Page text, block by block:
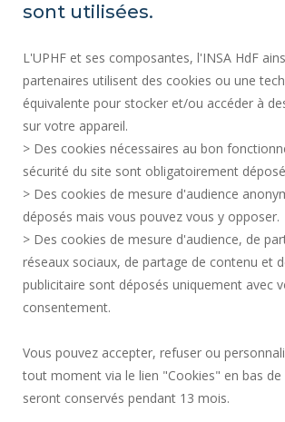
SERVICES PUBLICS +
MARCHÉS PUBLICS
CRÉDITS
ESPACE PRESSE
RECRUTEMENTS
PLAN DU SITE
DONNÉES PERSONNELLES
ACCESSIBILITÉ
Requête d'amélioration
sont utilisées.
L'UPHF et ses composantes, l'INSA HdF
partenaires utilisent des cookies ou une
équivalente pour stocker et/ou accéder à
sur votre appareil.
> Des cookies nécessaires au bon
sécurité du site sont obligatoirement
> Des cookies de mesure d'audience
déposés mais vous pouvez vous y opposer.
> Des cookies de mesure d'audience, de
réseaux sociaux, de partage de contenu et
publicitaire sont déposés uniquement avec
consentement.
Vous pouvez accepter, refuser ou
tout moment via le lien "Cookies" en bas de
seront conservés pendant 13 mois.